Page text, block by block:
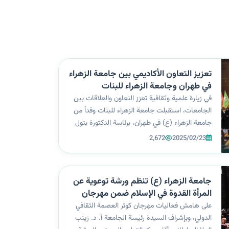
تعزيز التعاون الأكاديمي بين جامعة الزهراء
في طهران وجامعة الزهراء للبنات
في زيارة علمية وثقافية تعزز التعاون والعلاقات بين
الجامعات، استقبلت جامعة الزهراء للبنات وفداً من
جامعة الزهراء (ع) في طهران، برئاسة الدكتورة بتول
مشكين، وكان في استقبال الوفد مساعد رئيسة
2025/02/23
2,672
جامعة الزهراء (ع) تنظم ورشة توعوية عن
المرأة القدوة في الإسلام ضمن مهرجان
كوثر العصمة الثقافي الدولي
على هامش فعاليات مهرجان كوثر العصمة الثقافي
الدولي، وبإشراف السيدة رئيسة الجامعة أ. د. زينب